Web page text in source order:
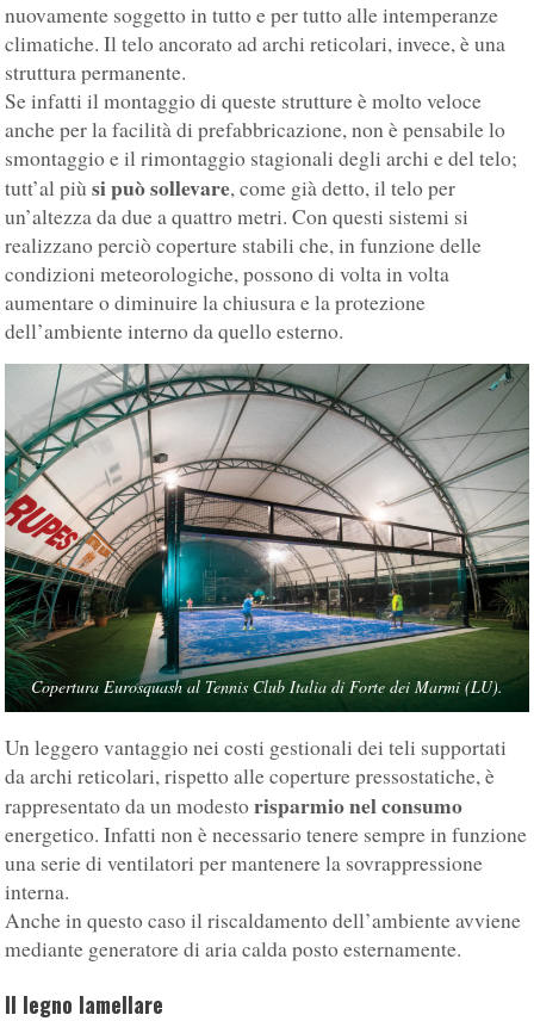
nuovamente soggetto in tutto e per tutto alle intemperanze
climatiche. Il telo ancorato ad archi reticolari, invece, è una
struttura permanente.
Se infatti il montaggio di queste strutture è molto veloce
anche per la facilità di prefabbricazione, non è pensabile lo
smontaggio e il rimontaggio stagionali degli archi e del telo;
tutt’al piùsi può sollevare, come già detto, il telo per
un’altezza da due a quattro metri. Con questi sistemi si
realizzano perciò coperture stabili che, in funzione delle
condizioni meteorologiche, possono di volta in volta
aumentare o diminuire la chiusura e la protezione
dell’ambiente interno da quello esterno.
Copertura Eurosquash al Tennis Club Italia di Forte dei Marmi (LU).
Un leggero vantaggio nei costi gestionali dei teli supportati
da archi reticolari, rispetto alle coperture pressostatiche, è
rappresentato da un modestorisparmio nel consumo
energetico. Infatti non è necessario tenere sempre in funzione
una serie di ventilatori per mantenere la sovrappressione
interna.
Anche in questo caso il riscaldamento dell’ambiente avviene
mediante generatore di aria calda posto esternamente.
Il legno lamellare